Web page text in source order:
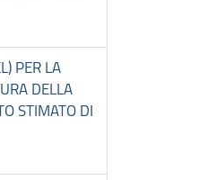
PER LA
DELLA
STIMATO DI